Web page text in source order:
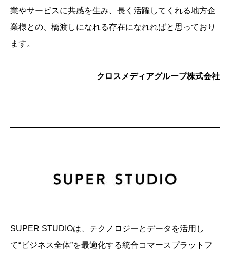
業やサービスに共感を生み、長く活躍してくれる地方企
業様との、橋渡しになれる存在になれればと思っており
ます。
クロスメディアグループ株式会社
SUPER STUDIOは、テクノロジーとデータを活用し
て“ビジネス全体”を最適化する統合コマースプラットフ